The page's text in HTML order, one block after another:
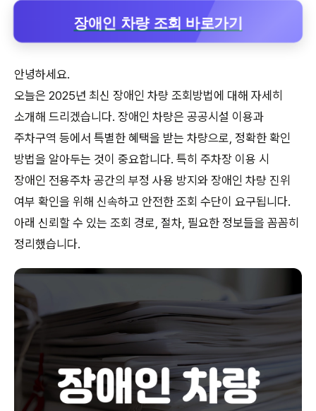
장애인 차량 조회 바로가기
안녕하세요.
오늘은 2025년 최신 장애인 차량 조회방법에 대해 자세히
소개해 드리겠습니다. 장애인 차량은 공공시설 이용과
주차구역 등에서 특별한 혜택을 받는 차량으로, 정확한 확인
방법을 알아두는 것이 중요합니다. 특히 주차장 이용 시
장애인 전용주차 공간의 부정 사용 방지와 장애인 차량 진위
여부 확인을 위해 신속하고 안전한 조회 수단이 요구됩니다.
아래 신뢰할 수 있는 조회 경로, 절차, 필요한 정보들을 꼼꼼히
정리했습니다.